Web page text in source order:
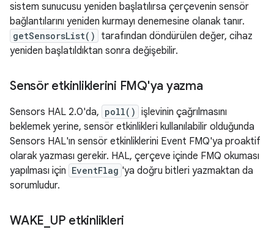
sistem sunucusu yeniden başlatılırsa çerçevenin sensör
bağlantılarını yeniden kurmayı denemesine olanak tanır.
getSensorsList()
tarafından döndürülen değer, cihaz
yeniden başlatıldıktan sonra değişebilir.
Sensör etkinliklerini FMQ'ya yazma
Sensors HAL 2.0'da, poll() işlevinin çağrılmasını
beklemek yerine, sensör etkinlikleri kullanılabilir olduğunda
Sensors HAL'ın sensör etkinliklerini Event FMQ'ya proaktif
olarak yazması gerekir. HAL, çerçeve içinde FMQ okuması
yapılması için EventFlag 'ya doğru bitleri yazmaktan da
sorumludur.
WAKE UP etkinlikleri